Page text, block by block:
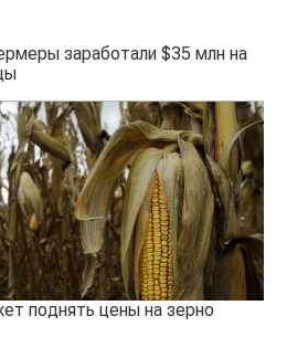
заработали $35 млн на
поднять цены на зерно